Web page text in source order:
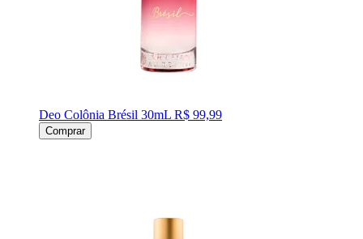
Deo Colônia Brésil 30mL R$ 99,99
Comprar